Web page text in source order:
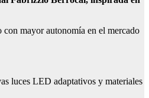
mayor autonomía en el mercado
luces LED adaptativos y materiales